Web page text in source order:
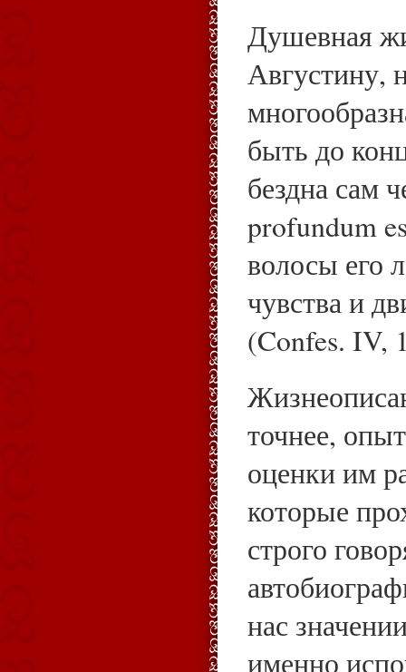
Душевная
Августину,
быть до
бездна сам
profundum
волосы его
чувства и
(Confes. IV,
точнее,
оценки им
которые
строго
нас
именно